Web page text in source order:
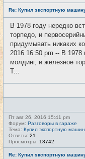
Re: Купил экспортную
В 1978 году нередко
торпедо, и
придумывать никаких
2016 16:50 pm -- В 1978
молдинг, и железное
Т...
Пт авг 26, 2016 15:41 pm
Форум: Разговоры в гараже
Тема: Купил экспортную
Ответы: 21
Просмотры: 13742
Re: Купил экспортную